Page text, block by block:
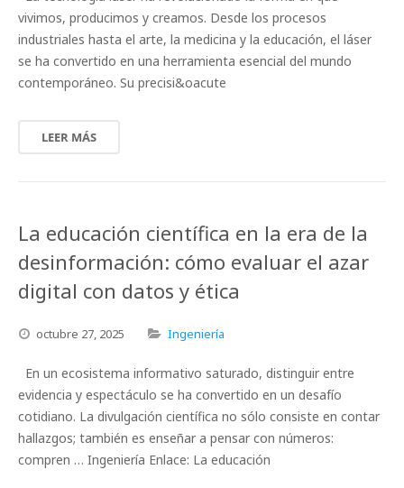
vivimos, producimos y creamos. Desde los procesos
industriales hasta el arte, la medicina y la educación, el láser
se ha convertido en una herramienta esencial del mundo
contemporáneo. Su precisi&oacute
LEER MÁS
La educación científica en la era de la
desinformación: cómo evaluar el azar
digital con datos y ética
octubre 27, 2025 Ingeniería
En un ecosistema informativo saturado, distinguir entre
evidencia y espectáculo se ha convertido en un desafío
cotidiano. La divulgación científica no sólo consiste en contar
hallazgos; también es enseñar a pensar con números:
compren … Ingeniería Enlace: La educación